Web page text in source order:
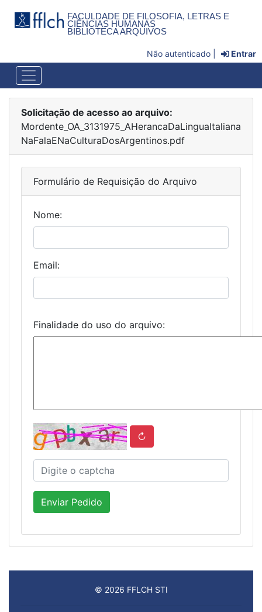
FACULDADE DE FILOSOFIA, LETRAS E
CIÊNCIAS HUMANAS
BIBLIOTECA ARQUIVOS
Não autenticado | Entrar
Solicitação de acesso ao arquivo:
Mordente_OA_3131975_AHerancaDaLinguaItaliana
NaFalaENaCulturaDosArgentinos.pdf
Formulário de Requisição do Arquivo
Nome:
Email:
Finalidade do uso do arquivo:
↻
Enviar Pedido
© 2026 FFLCH STI